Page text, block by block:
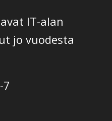
IT-alan
jo vuodesta